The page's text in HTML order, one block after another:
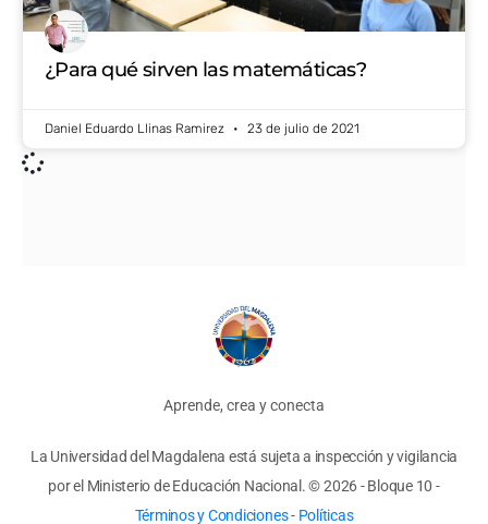
¿Para qué sirven las matemáticas?
Daniel Eduardo Llinas Ramirez 23 de julio de 2021
Aprende, crea y conecta
La Universidad del Magdalena está sujeta a inspección y vigilancia
por el Ministerio de Educación Nacional.© 2026 - Bloque 10 -
Términos y Condiciones- Políticas